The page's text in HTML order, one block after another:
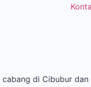
di Cibubur